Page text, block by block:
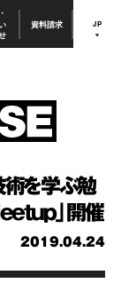
資料請求 JP
術を学ぶ勉
」開催
2019.04.24